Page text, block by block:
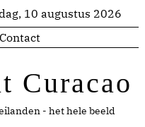
10 augustus 2026
Contact
Curacao
- het hele beeld